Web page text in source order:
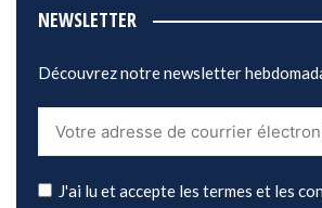
NEWSLETTER
Découvrez notre newsletter
J'ai lu et accepte les termes et les